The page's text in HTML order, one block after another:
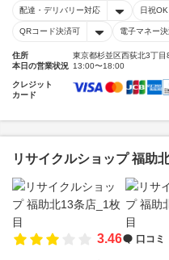
配達・デリバリー対応 日祝OK
QRコード決済可 電子マネー
住所
東京都杉並区西荻北3丁目
本日の営業状況 13:00〜18:00
クレジット
カード
リサイクルショップ 福助
3.46 口コミ